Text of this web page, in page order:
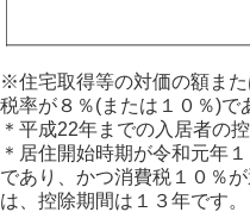
※住宅取得等の対価の額ま
税率が８％(または１０％)で
＊平成22年までの入居者の
＊居住開始時期が令和元年
であり、かつ消費税１０％
は、控除期間は１３年です。